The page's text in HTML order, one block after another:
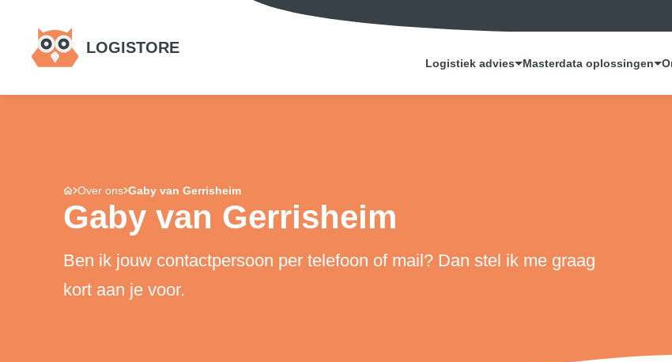
LOGISTORE
Logistiek advies Masterdata oplossingen
Over ons Gaby van Gerrisheim
Gaby van Gerrisheim
Ben ik jouw contactpersoon per telefoon of mail? Dan stel ik me graag
kort aan je voor.